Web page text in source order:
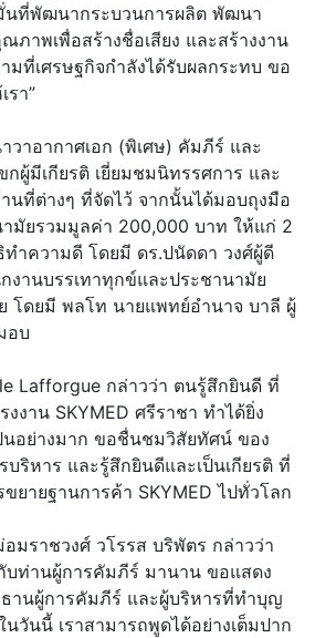
นที่พัฒนากระบวนการผลิต พัฒนา
าพเพื่อสร้างชื่อเสียง และสร้างงาน
มที่เศรษฐกิจกำลังได้รับผลกระทบ ขอ
รา”
วาอากาศเอก (พิเศษ) คัมภีร์ และ
ผู้มีเกียรติ เยี่ยมชมนิทรรศการ และ
นที่ต่างๆ ที่จัดไว้ จากนั้นได้มอบถุงมือ
มัยรวมมูลค่า 200,000 บาท ให้แก่ 2
ำความดี โดยมี ดร.ปนัดดา วงศ์ผู้ดี
งานบรรเทาทุกข์และประชานามัย
โดยมี พลโท นายแพทย์อำนาจ บาลี ผู้
อบ
Lafforgue กล่าวว่า ตนรู้สึกยินดี ที่
งงาน SKYMED ศรีราชา ทำได้ยิ่ง
อย่างมาก ขอชื่นชมวิสัยทัศน์ ของ
ริหาร และรู้สึกยินดีและเป็นเกียรติ ที่
ยายฐานการค้า SKYMED ไปทั่วโลก
มราชวงศ์ วโรรส บริพัตร กล่าวว่า
บท่านผู้การคัมภีร์ มานาน ขอแสดง
านผู้การคัมภีร์ และผู้บริหารที่ทำบุญ
นวันนี้ เราสามารถพูดได้อย่างเต็มปาก